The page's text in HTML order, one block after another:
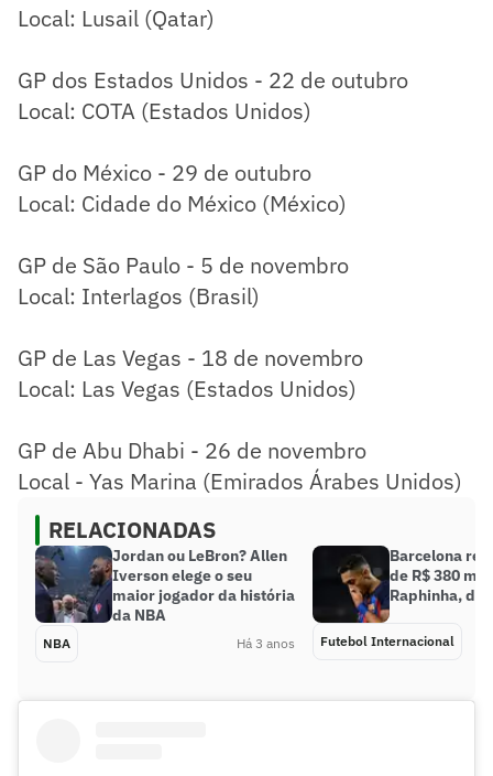
Local: Lusail (Qatar)
GP dos Estados Unidos - 22 de outubro
Local: COTA (Estados Unidos)
GP do México - 29 de outubro
Local: Cidade do México (México)
GP de São Paulo - 5 de novembro
Local: Interlagos (Brasil)
GP de Las Vegas - 18 de novembro
Local: Las Vegas (Estados Unidos)
GP de Abu Dhabi - 26 de novembro
Local - Yas Marina (Emirados Árabes Unidos)
RELACIONADAS
Jordan ou LeBron? Allen
Iverson elege o seu
maior jogador da história
da NBA
NBA Há 3 anos
Barcelona
de R$ 380
Raphinha, diz
Futebol Internacional